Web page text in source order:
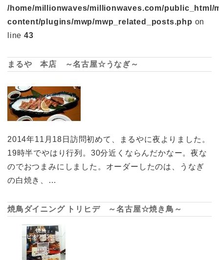
/home/millionwaves/millionwaves.com/public_html/
content/plugins/mwp/mwp_related_posts.php on
line 43
まるや 本店 ～名古屋☆うなぎ～
2014年11月18日訪問初めて、まるやに夜よりました。
19時半でやはり行列。30分近くならんだかなー。夜な
のでおつまみにしました。オーダーしたのは、うなぎ
の白焼き、…
焼鳥ダイニング トリヒデ ～名古屋☆焼き鳥～